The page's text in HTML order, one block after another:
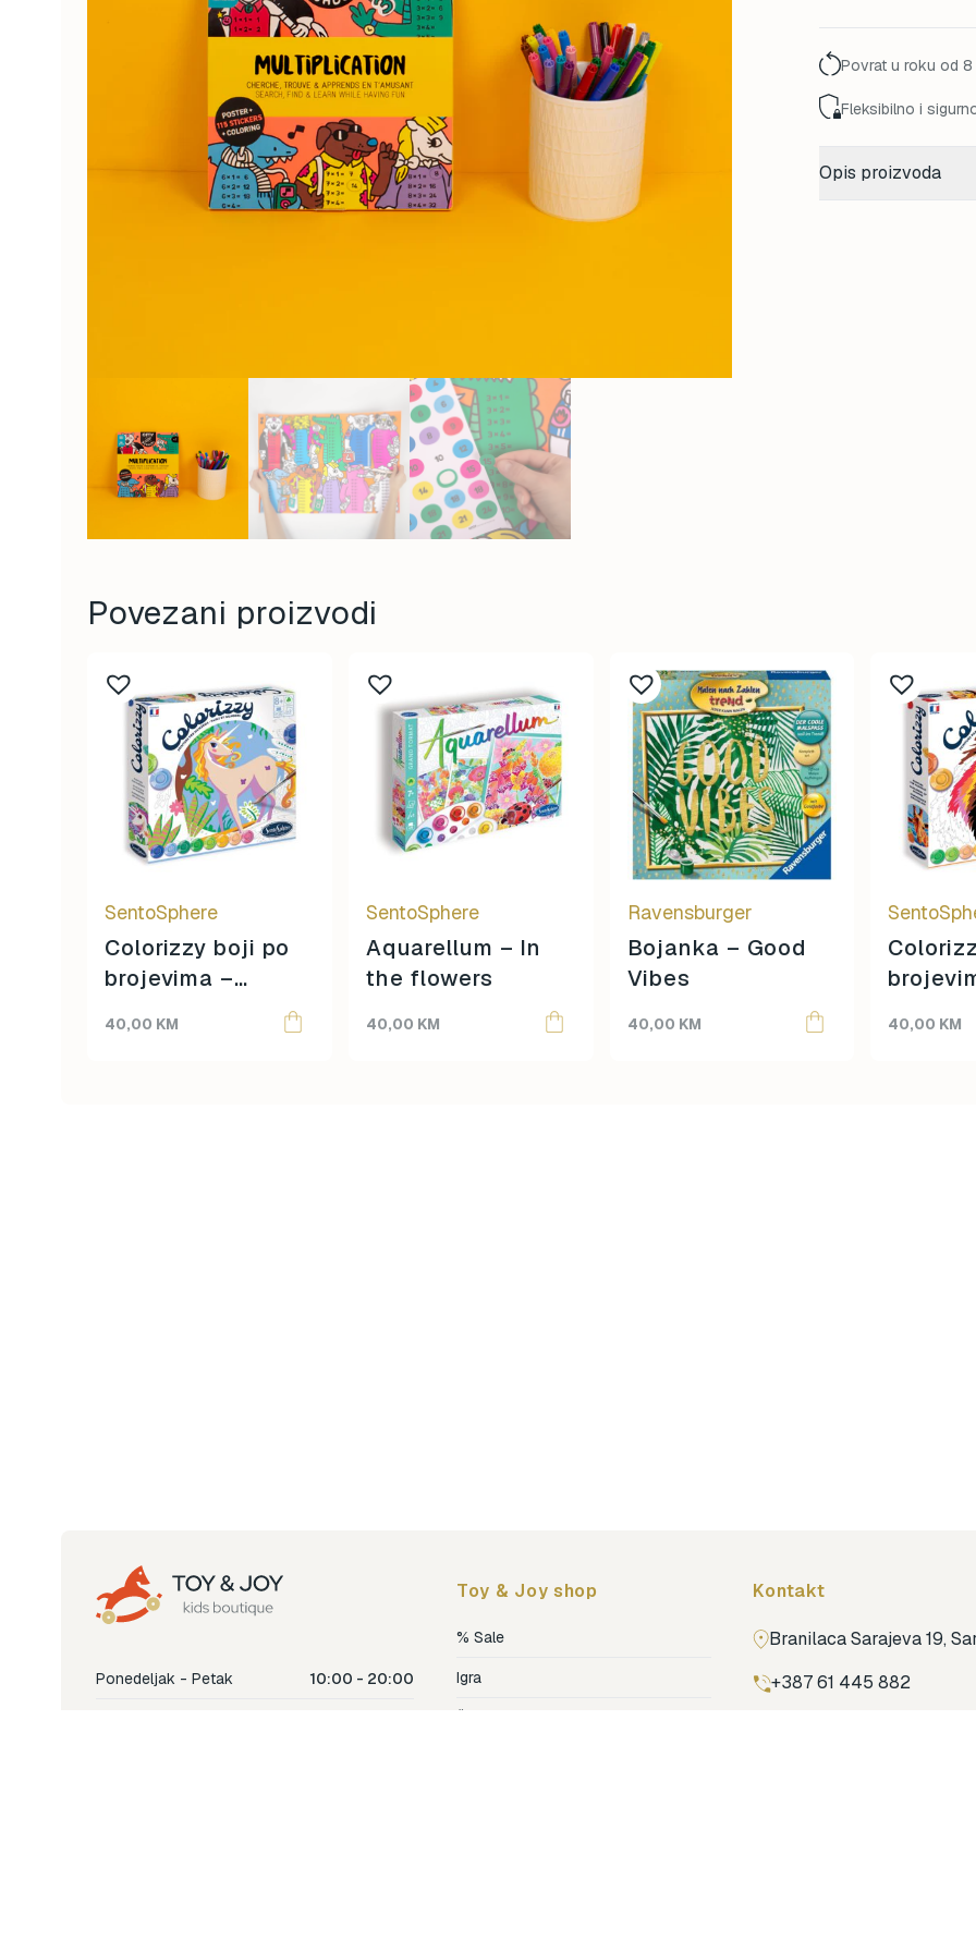
Povrat u roku od 8
Fleksibilno i
Opis proizvoda
Povezani proizvodi
SentoSphere
Colorizzy boji po
brojevima –
40,00 KM
SentoSphere
Aquarellum – In
the flowers
40,00 KM
Ravensburger
Bojanka – Good
Vibes
40,00 KM 40,00 KM
Ponedeljak - Petak 10:00 - 20:00
Toy & Joy shop
% Sale
Igra
Kontakt
Branilaca Sarajeva 19,
+387 61 445 882